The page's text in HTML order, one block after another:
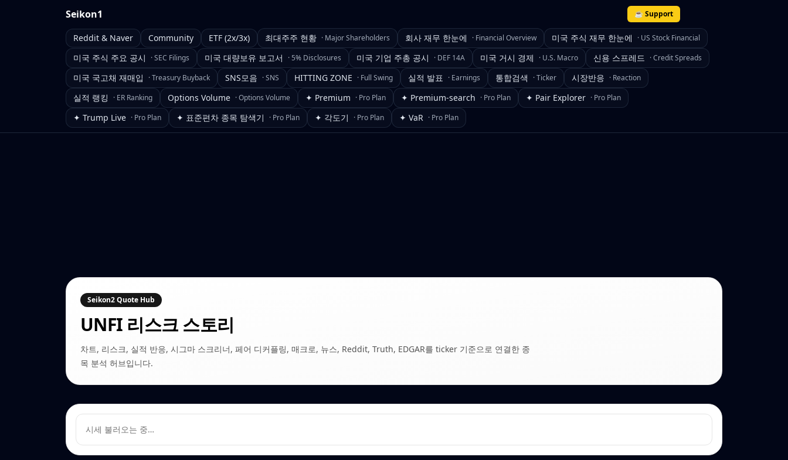
Seikon1 ☕ Support
Reddit & Naver Community ETF (2x/3x) 최대주주 현황 · Major Shareholders 회사 재무 한눈에 · Financial Overview 미국 주식 재무 한눈에 · US Stock Financial
미국 주식 주요 공시 ·SEC Filings 미국 대량보유 보고서 · 5% Disclosures 미국 기업 주총 공시 · DEF 14A 미국 거시 경제 · U.S. Macro 신용 스프레드 ·Credit Spreads
미국 국고채 재매입 ·Treasury Buyback SNS모음 ·SNS HITTING ZONE · Full Swing 실적 발표 · Earnings 통합검색 ·Ticker 시장반응 · Reaction
실적 랭킹 · ER Ranking Options Volume ·Options Volume ✦ Premium · Pro Plan ✦ Premium-search · Pro Plan ✦ Pair Explorer · Pro Plan
✦ Trump Live · Pro Plan ✦ 표준편차 종목 탐색기 · Pro Plan ✦ 각도기 · Pro Plan ✦ VaR · Pro Plan
Seikon2 Quote Hub
UNFI 리스크 스토리
차트, 리스크, 실적 반응, 시그마 스크리너, 페어 디커플링, 매크로, 뉴스, Reddit, Truth, EDGAR를 ticker 기준으로 연결한 종
목 분석 허브입니다.
시세 불러오는 중…